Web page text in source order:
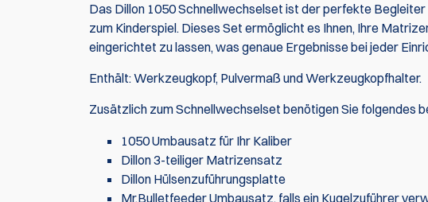
Das Dillon 1050 Schnellwechselset ist der perfekte
zum Kinderspiel. Dieses Set ermöglicht es Ihnen, Ihre
eingerichtet zu lassen, was genaue Ergebnisse bei jeder
Enthält: Werkzeugkopf, Pulvermaß und Werkzeugkopfhalter.
Zusätzlich zum Schnellwechselset benötigen Sie folgendes
1050 Umbausatz für Ihr Kaliber
Dillon 3-teiliger Matrizensatz
Dillon Hülsenzuführungsplatte
Mr.Bulletfeeder Umbausatz, falls ein Kugelzuführer